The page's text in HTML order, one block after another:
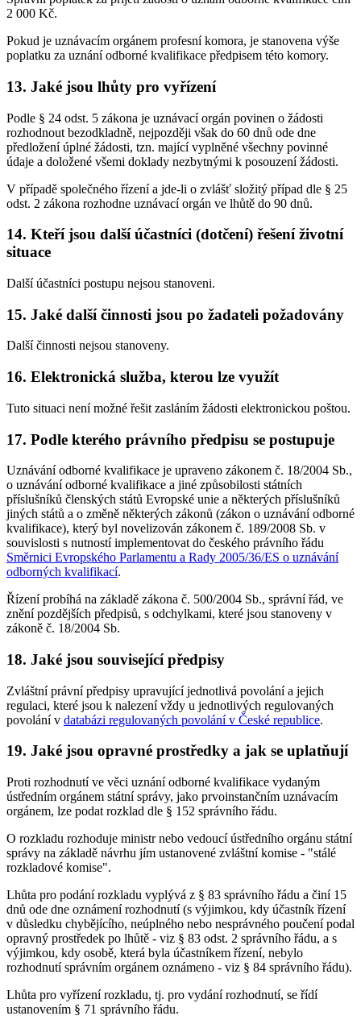
2 000 Kč.
Pokud je uznávacím orgánem profesní komora, je stanovena výše
poplatku za uznání odborné kvalifikace předpisem této komory.
13. Jaké jsou lhůty pro vyřízení
Podle § 24 odst. 5 zákona je uznávací orgán povinen o žádosti
rozhodnout bezodkladně, nejpozději však do 60 dnů ode dne
předložení úplné žádosti, tzn. mající vyplněné všechny povinné
údaje a doložené všemi doklady nezbytnými k posouzení žádosti.
V případě společného řízení a jde-li o zvlášť složitý případ dle § 25
odst. 2 zákona rozhodne uznávací orgán ve lhůtě do 90 dnů.
14. Kteří jsou další účastníci (dotčení) řešení životní
situace
Další účastníci postupu nejsou stanoveni.
15. Jaké další činnosti jsou po žadateli požadovány
Další činnosti nejsou stanoveny.
16. Elektronická služba, kterou lze využít
Tuto situaci není možné řešit zasláním žádosti elektronickou poštou.
17. Podle kterého právního předpisu se postupuje
Uznávání odborné kvalifikace je upraveno zákonem č. 18/2004 Sb.,
o uznávání odborné kvalifikace a jiné způsobilosti státních
příslušníků členských států Evropské unie a některých příslušníků
jiných států a o změně některých zákonů (zákon o uznávání odborné
kvalifikace), který byl novelizován zákonem č. 189/2008 Sb. v
souvislosti s nutností implementovat do českého právního řádu
Směrnici Evropského Parlamentu a Rady 2005/36/ES o uznávání
odborných kvalifikací.
Řízení probíhá na základě zákona č. 500/2004 Sb., správní řád, ve
znění pozdějších předpisů, s odchylkami, které jsou stanoveny v
zákoně č. 18/2004 Sb.
18. Jaké jsou související předpisy
Zvláštní právní předpisy upravující jednotlivá povolání a jejich
regulaci, které jsou k nalezení vždy u jednotlivých regulovaných
povolání v databázi regulovaných povolání v České republice.
19. Jaké jsou opravné prostředky a jak se uplatňují
Proti rozhodnutí ve věci uznání odborné kvalifikace vydaným
ústředním orgánem státní správy, jako prvoinstančním uznávacím
orgánem, lze podat rozklad dle § 152 správního řádu.
O rozkladu rozhoduje ministr nebo vedoucí ústředního orgánu státní
správy na základě návrhu jím ustanovené zvláštní komise - "stálé
rozkladové komise".
Lhůta pro podání rozkladu vyplývá z § 83 správního řádu a činí 15
dnů ode dne oznámení rozhodnutí (s výjimkou, kdy účastník řízení
v důsledku chybějícího, neúplného nebo nesprávného poučení podal
opravný prostředek po lhůtě - viz § 83 odst. 2 správního řádu, a s
výjimkou, kdy osobě, která byla účastníkem řízení, nebylo
rozhodnutí správním orgánem oznámeno - viz § 84 správního řádu).
Lhůta pro vyřízení rozkladu, tj. pro vydání rozhodnutí, se řídí
ustanovením § 71 správního řádu.